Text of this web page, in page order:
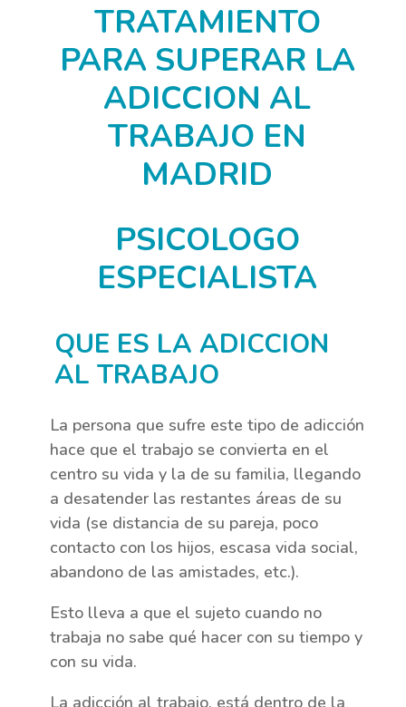
TRATAMIENTO
PARA SUPERAR LA
ADICCION AL
TRABAJO EN
MADRID
PSICOLOGO
ESPECIALISTA
QUE ES LA ADICCION
AL TRABAJO
La persona que sufre este tipo de adicción
hace que el trabajo se convierta en el
centro su vida y la de su familia, llegando
a desatender las restantes áreas de su
vida (se distancia de su pareja, poco
contacto con los hijos, escasa vida social,
abandono de las amistades, etc.).
Esto lleva a que el sujeto cuando no
trabaja no sabe qué hacer con su tiempo y
con su vida.
La adicción al trabajo, está dentro de la